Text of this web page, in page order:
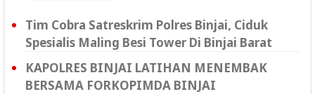
Tim Cobra Satreskrim Polres Binjai, Ciduk
Spesialis Maling Besi Tower Di Binjai Barat
KAPOLRES BINJAI LATIHAN MENEMBAK
BERSAMA FORKOPIMDA BINJAI